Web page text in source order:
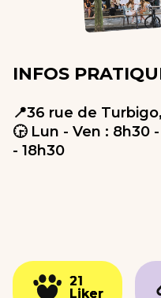
INFOS
📍36 rue de
🕞 Lun - Ven : 8h30
- 18h30
21
Liker
21
Liker